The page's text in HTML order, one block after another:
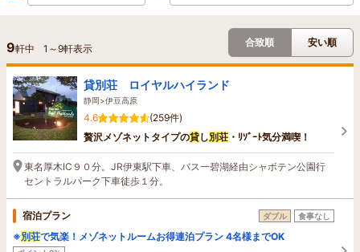
9軒中 1 ～9軒表示
合致順 安い順
貸別荘 ロイヤルハイランド
静岡>伊豆高原
4.6
(259件)
贅沢メゾネットタイプの貸し別荘 ・ﾘｿﾞｰﾄ気分満喫！
東名厚木IC９０分。JR伊東駅下車、バス一碧湖経由シャボテン公園行
セントラルパーク下車徒歩１分。
宿泊プラン ダブル 食事なし
※別荘で気楽！メゾネットルームお得連泊プラン 4名様までOK